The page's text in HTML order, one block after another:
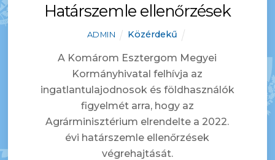
Határszemle ellenőrzések
ADMIN Közérdekű
A Komárom Esztergom Megyei
Kormányhivatal felhívja az
ingatlantulajodnosok és földhasználók
figyelmét arra, hogy az
Agrárminisztérium elrendelte a 2022.
évi határszemle ellenőrzések
végrehajtását.